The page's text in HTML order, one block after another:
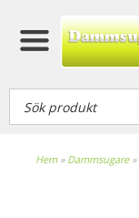
Hem» Dammsugare»